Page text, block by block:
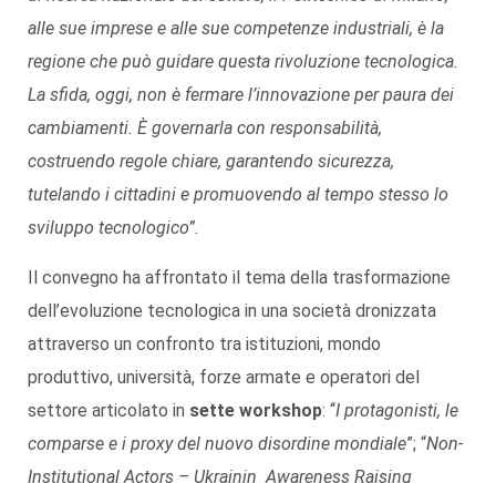
alle sue imprese e alle sue competenze industriali, è la
regione che può guidare questa rivoluzione tecnologica.
La sfida, oggi, non è fermare l’innovazione per paura dei
cambiamenti. È governarla con responsabilità,
costruendo regole chiare, garantendo sicurezza,
tutelando i cittadini e promuovendo al tempo stesso lo
sviluppo tecnologico”.
Il convegno ha affrontato il tema della trasformazione
dell’evoluzione tecnologica in una società dronizzata
attraverso un confronto tra istituzioni, mondo
produttivo, università, forze armate e operatori del
settore articolato in sette workshop: “I protagonisti, le
comparse e i proxy del nuovo disordine mondiale”; “Non-
Institutional Actors – Ukrainin Awareness Raising